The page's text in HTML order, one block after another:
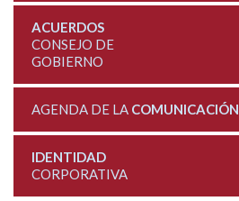
ACUERDOS
CONSEJO DE
GOBIERNO
AGENDA DE LA COMUNICACIÓN
IDENTIDAD
CORPORATIVA